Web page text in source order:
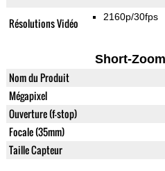
Résolutions Vidéo 2160p/30fps
Short-
Nom du Produit
Mégapixel
Ouverture (f-stop)
Focale (35mm)
Taille Capteur